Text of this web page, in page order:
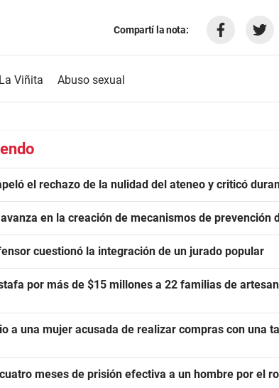
Compartí la nota:
La Viñita Abuso sexual
el rechazo de la nulidad del ateneo y criticó
en la creación de mecanismos de prevención
cuestionó la integración de un jurado popular
por más de $15 millones a 22 familias de
a una mujer acusada de realizar compras con una
meses de prisión efectiva a un hombre por el